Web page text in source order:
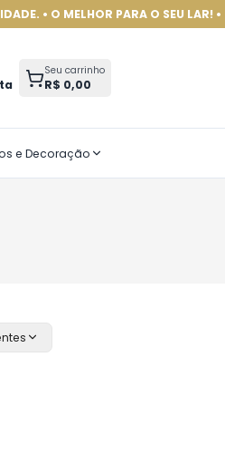
MELHOR PARA O SEU LAR! •
Seu carrinho
R$ 0,00
e Decoração